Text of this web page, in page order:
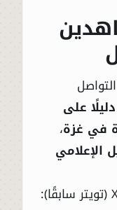
دليلًا على
في غزة،
الإعلامي